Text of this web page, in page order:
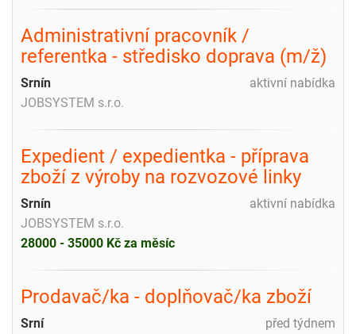
Administrativní pracovník /
referentka - středisko doprava (m/ž)
aktivní nabídka
Srnín
JOBSYSTEM s.r.o.
Expedient / expedientka - příprava
zboží z výroby na rozvozové linky
aktivní nabídka
Srnín
JOBSYSTEM s.r.o.
28000 - 35000 Kč za měsíc
Prodavač/ka - doplňovač/ka zboží
před týdnem
Srní